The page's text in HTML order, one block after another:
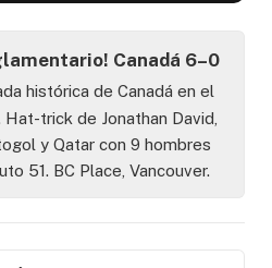
Canadá 6–0
histórica de Canadá en el
trick de Jonathan David,
y Qatar con 9 hombres
51. BC Place, Vancouver.